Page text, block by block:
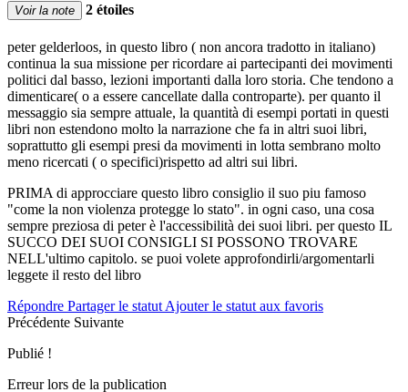
Voir la note 2 étoiles
peter gelderloos, in questo libro ( non ancora tradotto in italiano)
continua la sua missione per ricordare ai partecipanti dei movimenti
politici dal basso, lezioni importanti dalla loro storia. Che tendono a
dimenticare( o a essere cancellate dalla controparte). per quanto il
messaggio sia sempre attuale, la quantità di esempi portati in questi
libri non estendono molto la narrazione che fa in altri suoi libri,
soprattutto gli esempi presi da movimenti in lotta sembrano molto
meno ricercati ( o specifici)rispetto ad altri sui libri.
PRIMA di approcciare questo libro consiglio il suo piu famoso
"come la non violenza protegge lo stato". in ogni caso, una cosa
sempre preziosa di peter è l'accessibilità dei suoi libri. per questo IL
SUCCO DEI SUOI CONSIGLI SI POSSONO TROVARE
NELL'ultimo capitolo. se puoi volete approfondirli/argomentarli
leggete il resto del libro
Répondre Partager le statut Ajouter le statut aux favoris
Précédente Suivante
Publié !
Erreur lors de la publication